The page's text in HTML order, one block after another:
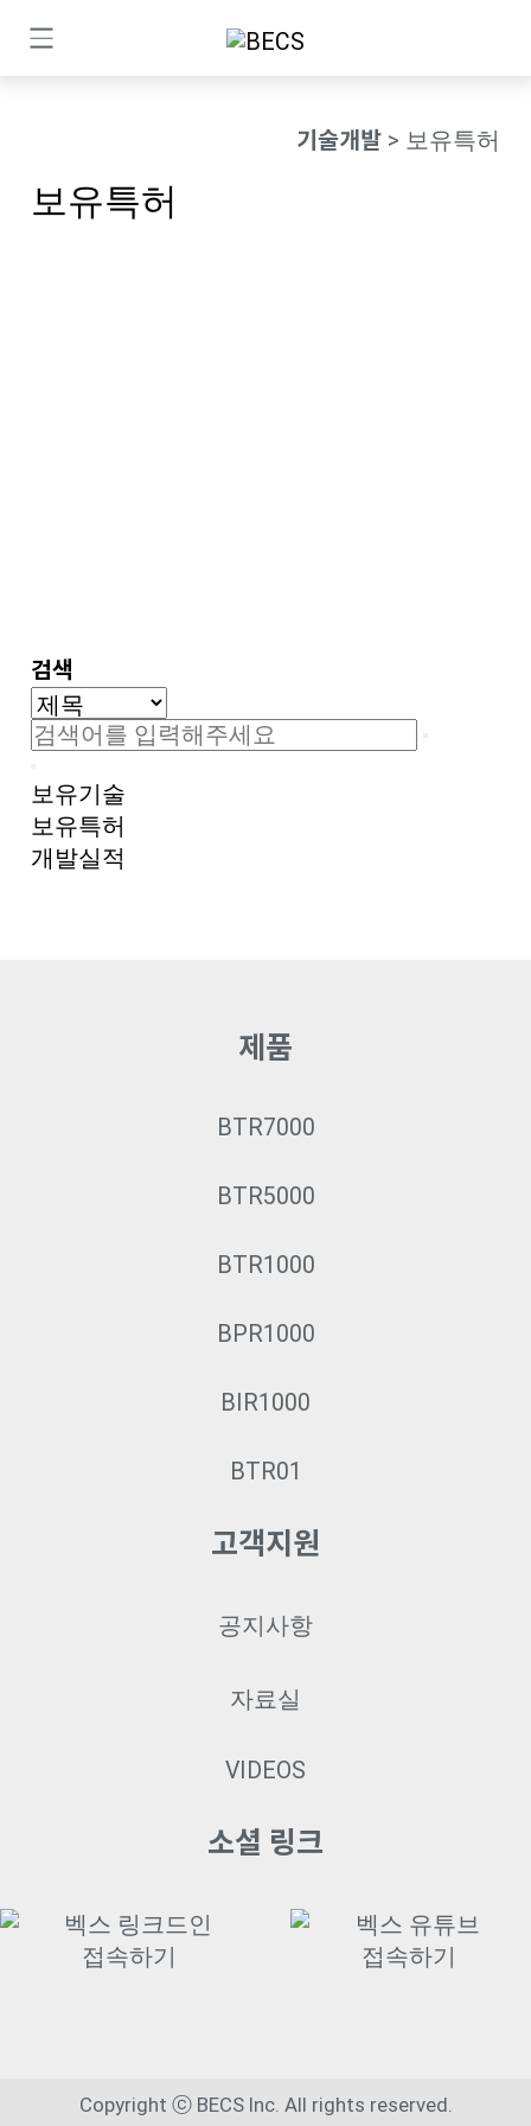
기술개발 > 보유특허
보유특허
검색
보유기술
보유특허
개발실적
제품
BTR7000
BTR5000
BTR1000
BPR1000
BIR1000
BTR01
고객지원
공지사항
자료실
VIDEOS
소셜 링크
Copyright ⓒ BECS Inc. All rights reserved.